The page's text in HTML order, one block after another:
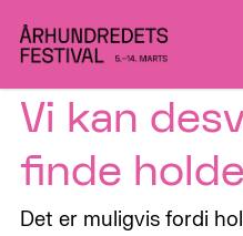
Vi kan
finde
Det er muligvis fordi